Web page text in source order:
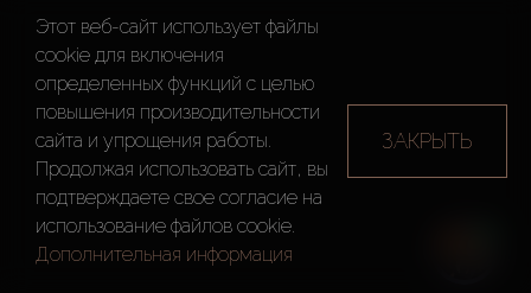
Этот веб-сайт использует файлы
cookie для включения
определенных функций c целью
повышения производительности
сайта и упрощения работы.
Продолжая использовать сайт, вы
подтверждаете свое согласие на
использование файлов cookie.
Дополнительная информация
ЗАКРЫТЬ